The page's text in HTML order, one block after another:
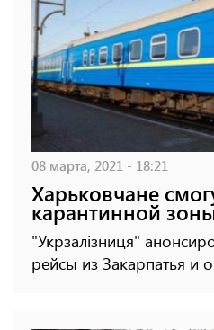
08 марта, 2021 - 18:21
Харьковчане
карантинной
"Укрзалізниця"
рейсы из Закарпатья и